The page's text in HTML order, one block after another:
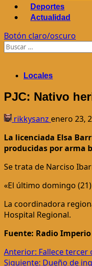
Deportes
Actualidad
Botón claro/oscuro
Buscar:
Locales
PJC: Nativo
rikkysanz enero 23,
La licenciada Elsa
producidas por arma
Se trata de Narciso
«El último domingo
La coordinadora
Hospital Regional.
Fuente: Radio Imperio
Navegación
Anterior: Fallece tercer
Siguiente: Dueño de